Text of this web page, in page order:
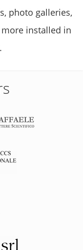
photo galleries,
installed in